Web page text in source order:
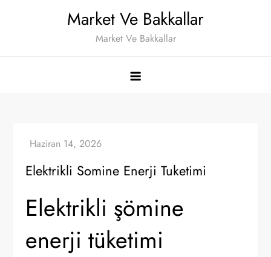
Market Ve Bakkallar
Market Ve Bakkallar
Elektrikli Somine Enerji Tuketimi
Elektrikli şömine
enerji tüketimi